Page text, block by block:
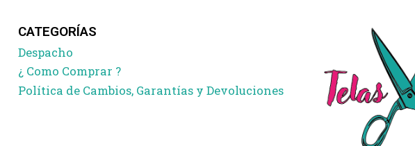
CATEGORÍAS
Despacho
¿ Como Comprar ?
Política de Cambios, Garantías y Devoluciones